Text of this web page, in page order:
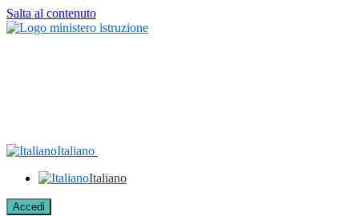
Salta al contenuto
Italiano
Italiano
Accedi